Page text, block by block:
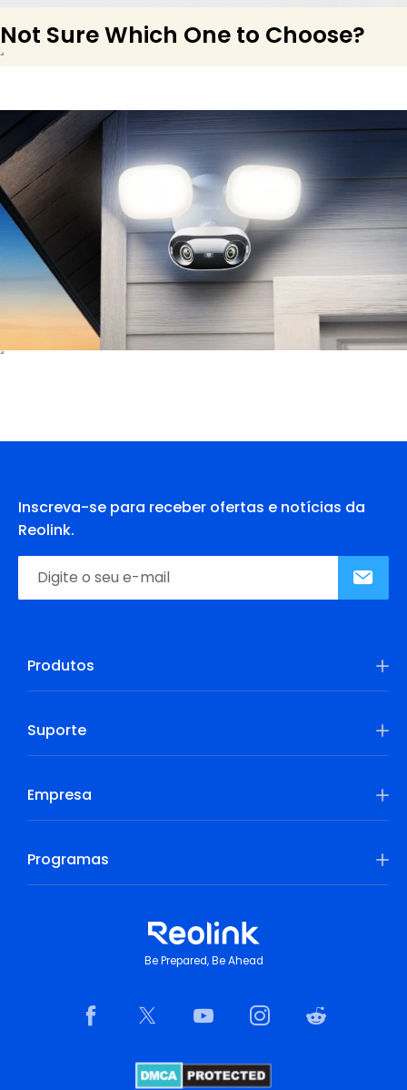
Not Sure Which One to Choose?
Inscreva-se para receber ofertas e notícias da
Reolink.
Produtos
Suporte
Empresa
Programas
Be Prepared, Be Ahead